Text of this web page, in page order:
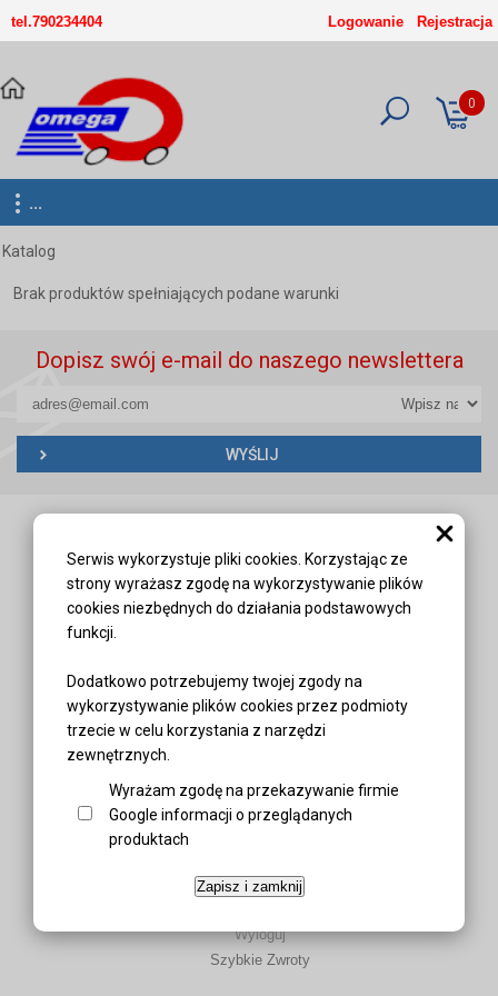
Serwis wykorzystuje pliki cookies. Korzystając ze
strony wyrażasz zgodę na wykorzystywanie plików
cookies niezbędnych do działania podstawowych
funkcji.
Dodatkowo potrzebujemy twojej zgody na
wykorzystywanie plików cookies przez podmioty
trzecie w celu korzystania z narzędzi
zewnętrznych.
Wyrażam zgodę na przekazywanie firmie
Google informacji o przeglądanych
produktach
Zapisz i zamknij
tel.790234404 Logowanie Rejestracja
0
...
Katalog
Brak produktów spełniających podane warunki
Dopisz swój e-mail do naszego newslettera
Regulamin
Oferta
Koszty dostawy
Wyprzedaże
Logowanie
Wyloguj
Szybkie Zwroty